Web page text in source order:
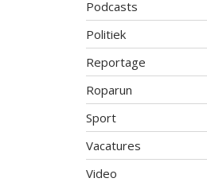
Podcasts
Politiek
Reportage
Roparun
Sport
Vacatures
Video